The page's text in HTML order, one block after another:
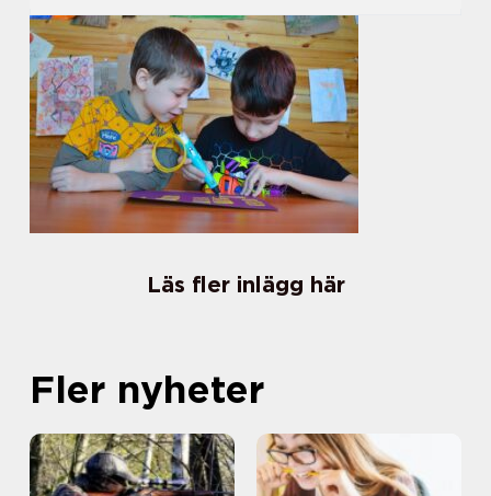
Läs fler inlägg här
Fler nyheter